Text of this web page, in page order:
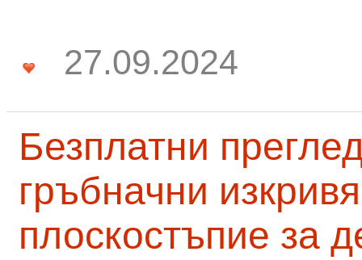
27.09.2024
Безплатни
гръбначни
плоскостъпие за